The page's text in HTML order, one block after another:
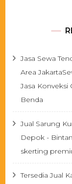
Jasa Sewa
Area
Jasa Konveksi
Benda
Jual Sarung
Depok -
skerting
Tersedia Jual